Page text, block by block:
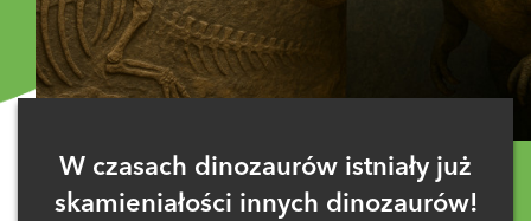
W czasach dinozaurów istniały już
skamieniałości innych dinozaurów!